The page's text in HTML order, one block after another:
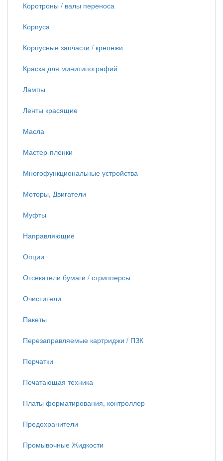
Коротроны / валы переноса
Корпуса
Корпусные запчасти / крепежи
Краска для минитипографий
Лампы
Ленты красящие
Масла
Мастер-пленки
Многофункциональные устройства
Моторы, Двигатели
Муфты
Направляющие
Опции
Отсекатели бумаги / стрипперсы
Очистители
Пакеты
Перезаправляемые картриджи / ПЗК
Перчатки
Печатающая техника
Платы форматирования, контроллер
Предохранители
Промывочные Жидкости